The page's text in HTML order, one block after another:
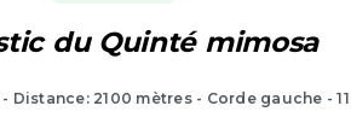
du Quinté mimosa
2100 mètres - Corde gauche -